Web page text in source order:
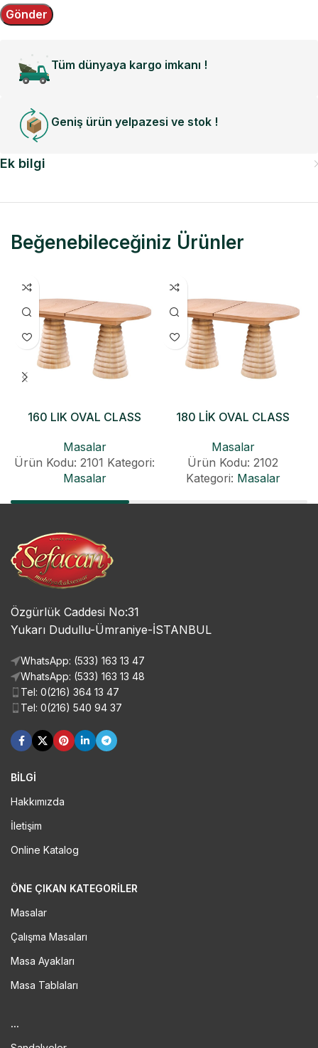
Tüm dünyaya kargo imkanı !
Geniş ürün yelpazesi ve stok !
Ek bilgi
Beğenebileceğiniz Ürünler
160 LIK OVAL CLASS
Masalar
Ürün Kodu: 2101 Kategori:
Masalar
180 LİK OVAL CLASS
Masalar
Ürün Kodu: 2102
Kategori: Masalar
Özgürlük Caddesi No:31
Yukarı Dudullu-Ümraniye-İSTANBUL
WhatsApp: (533) 163 13 47
WhatsApp: (533) 163 13 48
Tel: 0(216) 364 13 47
Tel: 0(216) 540 94 37
BİLGİ
Hakkımızda
İletişim
Online Katalog
ÖNE ÇIKAN KATEGORILER
Masalar
Çalışma Masaları
Masa Ayakları
Masa Tablaları
...